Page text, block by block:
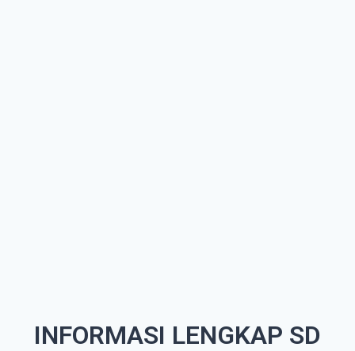
INFORMASI LENGKAP SD